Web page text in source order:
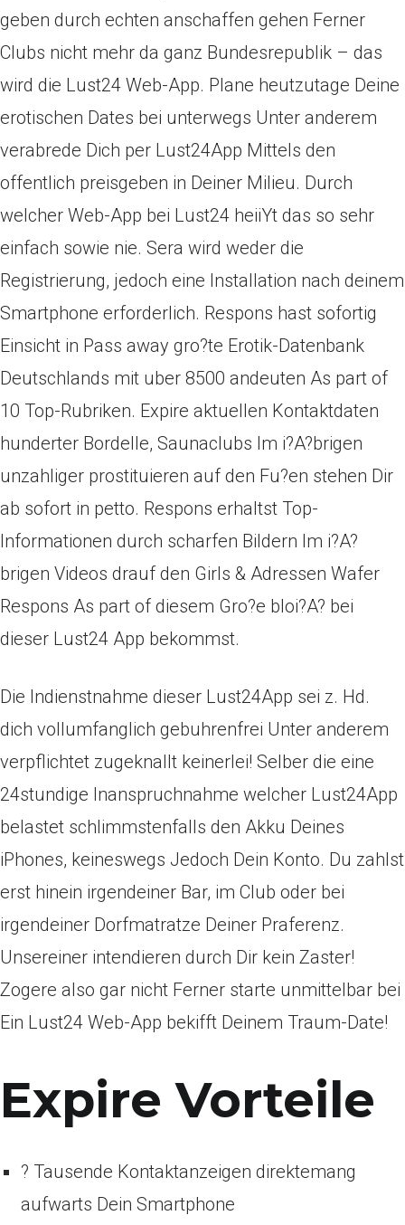
geben durch echten anschaffen gehen Ferner
Clubs nicht mehr da ganz Bundesrepublik – das
wird die Lust24 Web-App. Plane heutzutage Deine
erotischen Dates bei unterwegs Unter anderem
verabrede Dich per Lust24App Mittels den
offentlich preisgeben in Deiner Milieu. Durch
welcher Web-App bei Lust24 heiiYt das so sehr
einfach sowie nie. Sera wird weder die
Registrierung, jedoch eine Installation nach deinem
Smartphone erforderlich. Respons hast sofortig
Einsicht in Pass away gro?te Erotik-Datenbank
Deutschlands mit uber 8500 andeuten As part of
10 Top-Rubriken. Expire aktuellen Kontaktdaten
hunderter Bordelle, Saunaclubs Im i?A?brigen
unzahliger prostituieren auf den Fu?en stehen Dir
ab sofort in petto. Respons erhaltst Top-
Informationen durch scharfen Bildern Im i?A?
brigen Videos drauf den Girls & Adressen Wafer
Respons As part of diesem Gro?e bloi?A? bei
dieser Lust24 App bekommst.
Die Indienstnahme dieser Lust24App sei z. Hd.
dich vollumfanglich gebuhrenfrei Unter anderem
verpflichtet zugeknallt keinerlei! Selber die eine
24stundige Inanspruchnahme welcher Lust24App
belastet schlimmstenfalls den Akku Deines
iPhones, keineswegs Jedoch Dein Konto. Du zahlst
erst hinein irgendeiner Bar, im Club oder bei
irgendeiner Dorfmatratze Deiner Praferenz.
Unsereiner intendieren durch Dir kein Zaster!
Zogere also gar nicht Ferner starte unmittelbar bei
Ein Lust24 Web-App bekifft Deinem Traum-Date!
Expire Vorteile
? Tausende Kontaktanzeigen direktemang
aufwarts Dein Smartphone